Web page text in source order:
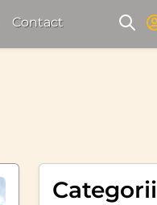
Contact
Categorii